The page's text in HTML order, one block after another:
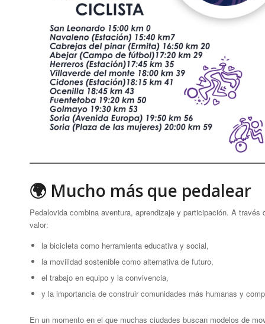
🌍 Mucho más que pedalear
Pedalovida combina aventura, aprendizaje y participación. A
valor:
la bicicleta como herramienta educativa y social,
la movilidad sostenible como alternativa de futuro,
el trabajo en equipo y la convivencia,
y la importancia de construir comunidades más humanas y
En un momento en el que muchas ciudades buscan modelos de